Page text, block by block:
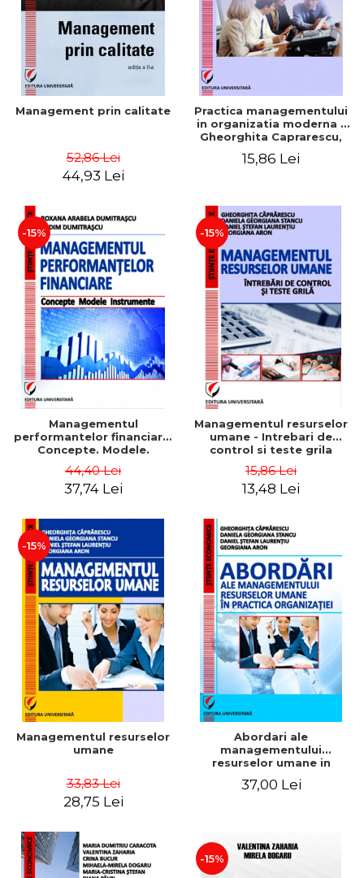
Management prin calitate
52,86 Lei
44,93 Lei
Practica managementului
in organizatia moderna -
Gheorghita Caprarescu,
Georgiana Aron
15,86 Lei
-15%
Managementul
performantelor financiare.
Concepte. Modele.
44,40 Lei
37,74 Lei
-15%
Managementul resurselor
umane - Intrebari de
control si teste grila
15,86 Lei
13,48 Lei
-15%
Managementul resurselor
umane
33,83 Lei
28,75 Lei
Abordari ale
managementului
resurselor umane in
37,00 Lei
-15%